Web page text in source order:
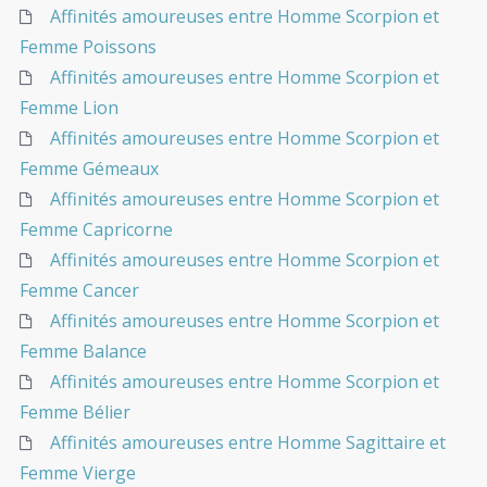
Affinités amoureuses entre Homme Scorpion et
Femme Poissons
Affinités amoureuses entre Homme Scorpion et
Femme Lion
Affinités amoureuses entre Homme Scorpion et
Femme Gémeaux
Affinités amoureuses entre Homme Scorpion et
Femme Capricorne
Affinités amoureuses entre Homme Scorpion et
Femme Cancer
Affinités amoureuses entre Homme Scorpion et
Femme Balance
Affinités amoureuses entre Homme Scorpion et
Femme Bélier
Affinités amoureuses entre Homme Sagittaire et
Femme Vierge